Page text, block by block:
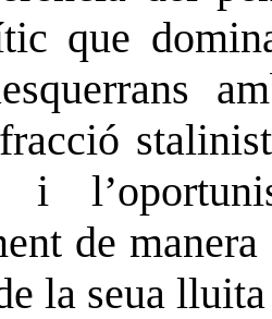
que
i
de
la seua